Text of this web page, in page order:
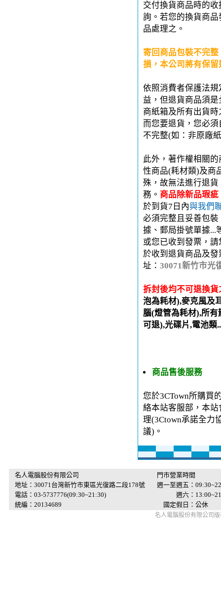
交付換貨商品時的
詢。若您的換貨商
品處理之。
寄回商品包裝不完
損，本公司將有保
依照消費者保護法
益，但退貨商品須
商紙箱及所有出貨
而您要退貨，您必
不完整(如：非原廠
此外，著作權相關
性商品(耗材類)及商
殊，故無法進行退
務。 商品除新品瑕
於到貨7日內與我們
必須完整且妥善包
據、郵局掛號單據...
或您已收到發票，
於收到退貨商品及
址： 30071新竹市光
拆封後均不可退換
泡為耗材),麥克風及
腦(燈管為耗材),所
可退),光碟片,電池類
商品售後服務
您於3CTown所購買
絡本站客服部，本
理(3Ctown承諾全力
議)。
名人電腦股份有限公司
地址：30071台灣新竹市東區光復路二段178號
電話：03-5737776(09:30~21:30)
統編：20134689
門市營業時間
週一至週五：
週六：
國定假日：公休
名人電腦股份有限公司版